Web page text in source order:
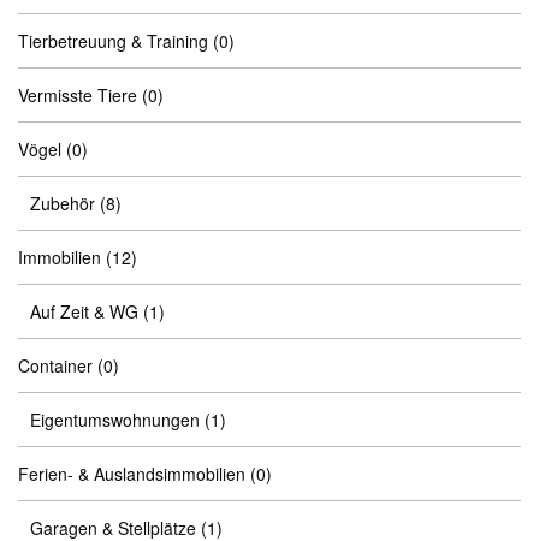
Tierbetreuung & Training (0)
Vermisste Tiere (0)
Vögel (0)
Zubehör (8)
Immobilien (12)
Auf Zeit & WG (1)
Container (0)
Eigentumswohnungen (1)
Ferien- & Auslandsimmobilien (0)
Garagen & Stellplätze (1)